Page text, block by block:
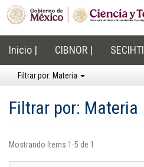
Inicio | CIBNOR | SECIHTI
Filtrar por: Materia
Filtrar por: Materia
Mostrando ítems 1-5 de 1